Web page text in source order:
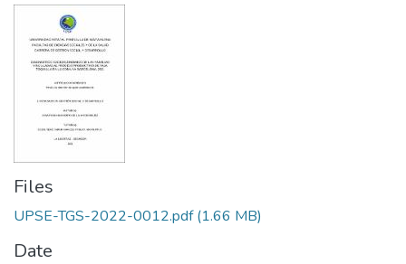
Files
UPSE-TGS-2022-0012.pdf(1.66 MB)
Date